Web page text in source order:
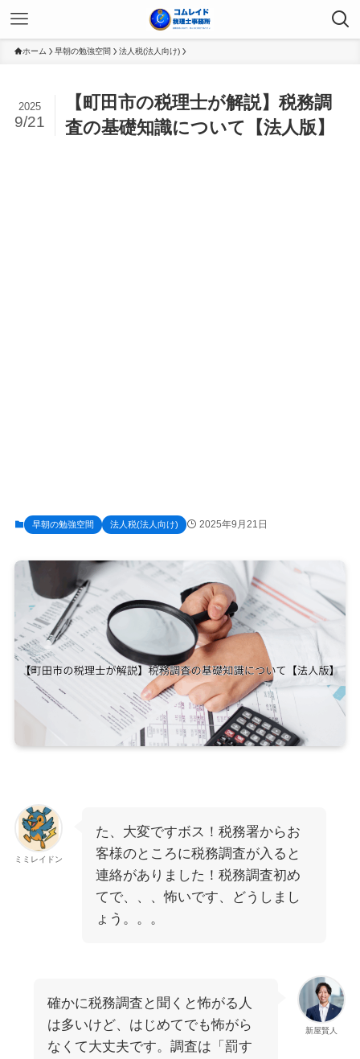
ホーム 早朝の勉強空間 法人税(法人向け)
【町田市の税理士が解説】税務調
査の基礎知識について【法人版】
2025
9/21
早朝の勉強空間 法人税(法人向け) 2025年9月21日
ミミレイドン
た、大変ですボス！税務署からお
客様のところに税務調査が入ると
連絡がありました！税務調査初め
てで、、、怖いです、どうしまし
ょう。。。
新屋賢人
確かに税務調査と聞くと怖がる人
は多いけど、はじめてでも怖がら
なくて大丈夫です。調査は「罰す